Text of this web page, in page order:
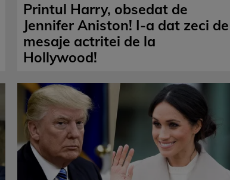
Printul Harry, obsedat de
Jennifer Aniston! I-a dat zeci de
mesaje actritei de la
Hollywood!